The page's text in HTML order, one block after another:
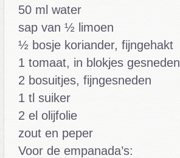
50 ml water
sap van ½ limoen
½ bosje koriander, fijngehakt
1 tomaat, in blokjes gesneden
2 bosuitjes, fijngesneden
1 tl suiker
2 el olijfolie
zout en peper
Voor de empanada’s: